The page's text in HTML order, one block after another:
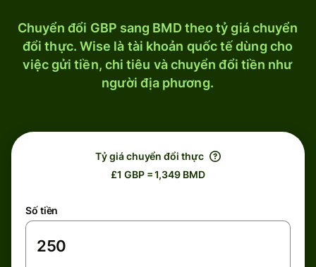
Chuyển đổi GBP sang BMD theo tỷ giá chuyển
đổi thực. Wise là tài khoản quốc tế dùng cho
việc gửi tiền, chi tiêu và chuyển đổi tiền như
người địa phương.
Tỷ giá chuyển đổi thực
£1 GBP = 1,349 BMD
Số tiền